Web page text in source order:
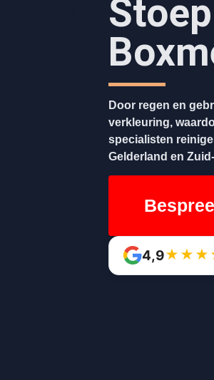
Door regen en
verkleuring,
specialisten
Gelderland en
4,9★ ★ ★